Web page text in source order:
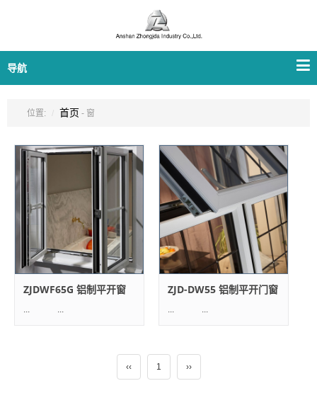
导航
位置: 首页 - 窗
ZJDWF65G 铝制平开窗
... ...
ZJD-DW55 铝制平开门窗
... ...
‹‹ 1 ››